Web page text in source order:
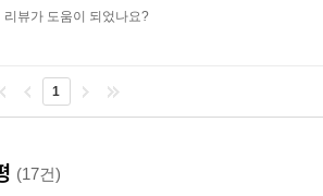
리뷰가 도움이 되었나요?
1
(17건)